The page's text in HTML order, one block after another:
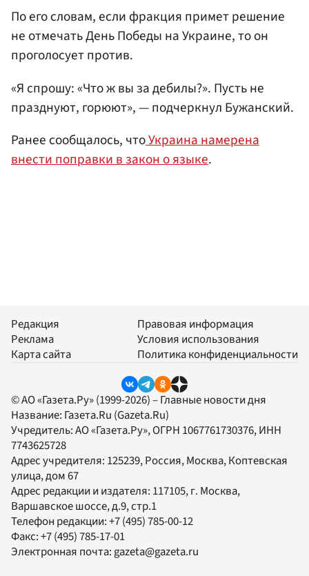
По его словам, если фракция примет решение
не отмечать День Победы на Украине, то он
проголосует против.
«Я спрошу: «Что ж вы за дебилы?». Пусть не
празднуют, горюют», — подчеркнул Бужанский.
Ранее сообщалось, чтоУкраина намерена
внести поправки в закон о языке.
Редакция
Реклама
Карта сайта
Правовая информация
Условия использования
Политика конфиденциальности
© АО «Газета.Ру» (1999-2026) – Главные новости дня
Название: Газета.Ru (Gazeta.Ru)
Учредитель:АО «Газета.Ру», ОГРН 1067761730376, ИНН
7743625728
Адрес учредителя: 125239, Россия, Москва, Коптевская
улица, дом 67
Адрес редакции и издателя: 117105, г. Москва,
Варшавское шоссе, д.9, стр.1
Телефон редакции:+7 (495) 785-00-12
Факс:+7 (495) 785-17-01
Электронная почта:gazeta@gazeta.ru